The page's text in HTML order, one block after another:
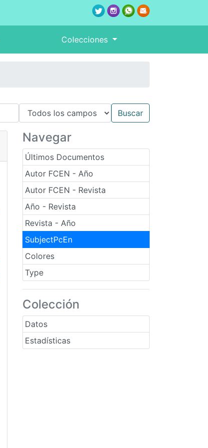
Colecciones
Navegar
Últimos Documentos
Autor FCEN - Año
Autor FCEN - Revista
Año - Revista
Revista - Año
SubjectPcEn
Colores
Type
Colección
Datos
Estadísticas